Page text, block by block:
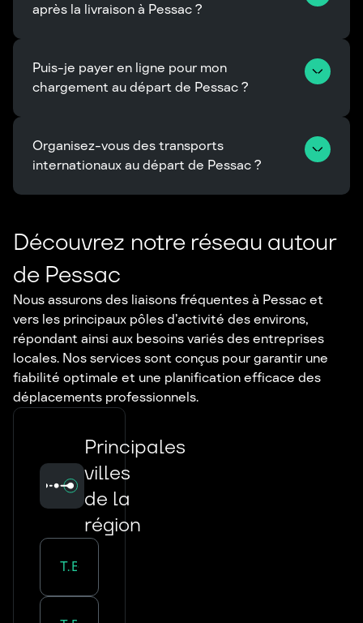
après la livraison à Pessac ?
Puis-je payer en ligne pour mon
chargement au départ de Pessac ?
Organisez-vous des transports
internationaux au départ de Pessac ?
Découvrez notre réseau autour
de Pessac
Nous assurons des liaisons fréquentes à Pessac et
vers les principaux pôles d’activité des environs,
répondant ainsi aux besoins variés des entreprises
locales. Nos services sont conçus pour garantir une
fiabilité optimale et une planification efficace des
déplacements professionnels.
Principales
villes
de la
région
Transport routier :